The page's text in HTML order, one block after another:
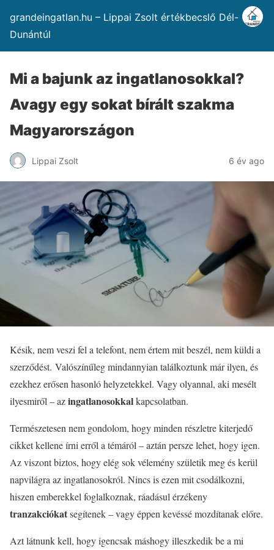
grandeingatlan.hu – Lippai Zsolt értékbecslő Dél-
Dunántúl
Mi a bajunk az ingatlanosokkal?
Avagy egy sokat bírált szakma
Magyarországon
Lippai Zsolt 6 év ago
Késik, nem veszi fel a telefont, nem értem mit beszél, nem küldi a
szerződést. Valószínűleg mindannyian találkoztunk már ilyen, és
ezekhez erősen hasonló helyzetekkel. Vagy olyannal, aki mesélt
ilyesmiről – azingatlanosokkalkapcsolatban.
Természetesen nem gondolom, hogy minden részletre kiterjedő
cikket kellene írni erről a témáról – aztán persze lehet, hogy igen.
Az viszont biztos, hogy elég sok vélemény születik meg és kerül
napvilágra az ingatlanosokról. Nincs is ezen mit csodálkozni,
hiszen emberekkel foglalkoznak, ráadásul érzékeny
tranzakciókatsegítenek – vagy éppen kevéssé mozdítanak előre.
Azt látnunk kell, hogy igencsak máshogy illeszkedik be a mi